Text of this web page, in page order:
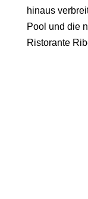
hinaus
Pool und die
Ristorante